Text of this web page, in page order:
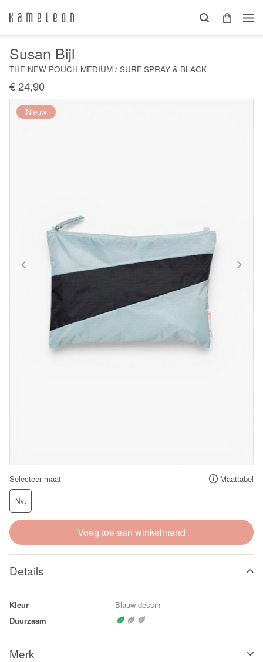
Susan Bijl
THE NEW POUCH MEDIUM / SURF SPRAY & BLACK
€ 24,90
Nieuw
Selecteer maat Maattabel
Nvt
Voeg toe aan winkelmand
Details
Kleur
Blauw dessin
Duurzaam
Merk